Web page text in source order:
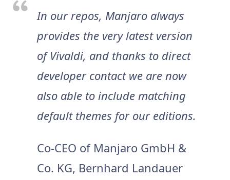
In our repos, Manjaro always
provides the very latest version
of Vivaldi, and thanks to direct
developer contact we are now
also able to include matching
default themes for our editions.
Co-CEO of Manjaro GmbH &
Co. KG, Bernhard Landauer